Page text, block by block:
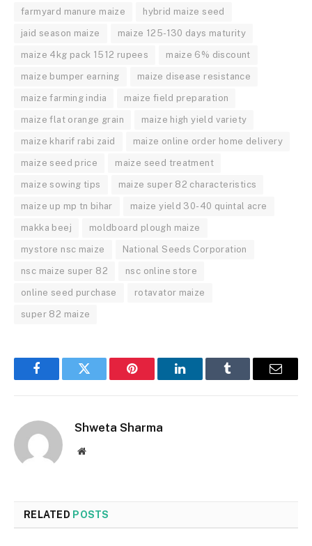
farmyard manure maize hybrid maize seed
jaid season maize maize 125-130 days maturity
maize 4kg pack 1512 rupees maize 6% discount
maize bumper earning maize disease resistance
maize farming india maize field preparation
maize flat orange grain maize high yield variety
maize kharif rabi zaid maize online order home delivery
maize seed price maize seed treatment
maize sowing tips maize super 82 characteristics
maize up mp tn bihar maize yield 30-40 quintal acre
makka beej moldboard plough maize
mystore nsc maize National Seeds Corporation
nsc maize super 82 nsc online store
online seed purchase rotavator maize
super 82 maize
FacebookTwitter Pinterest LinkedInTumblr Email
Shweta Sharma
Website
RELATED POSTS